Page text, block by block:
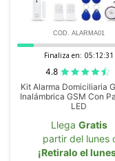
COD. ALARMA01
Finaliza en: 05:12:29
4.8
Kit Alarma Domiciliaria
Inalámbrica GSM Con
LED
Llega Gratis
partir del lunes
¡Retiralo el